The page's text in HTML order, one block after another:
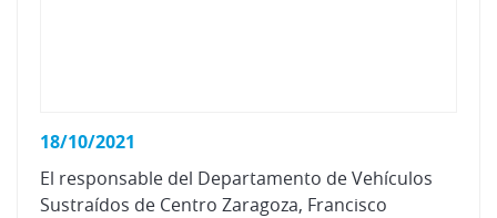
18/10/2021
El responsable del Departamento de Vehículos
Sustraídos de Centro Zaragoza, Francisco